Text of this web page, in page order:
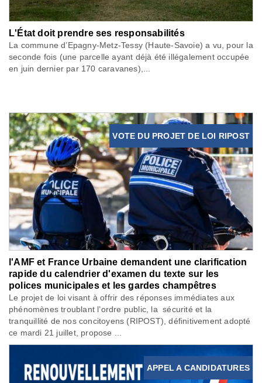
L'État doit prendre ses responsabilités
La commune d’Epagny-Metz-Tessy (Haute-Savoie) a vu, pour la
seconde fois (une parcelle ayant déjà été illégalement occupée
en juin dernier par 170 caravanes),...
VOTE DU PROJET DE LOI RIPOST
l'AMF et France Urbaine demandent une clarification
rapide du calendrier d'examen du texte sur les
polices municipales et les gardes champêtres
Le projet de loi visant à offrir des réponses immédiates aux
phénomènes troublant l’ordre public, la sécurité et la
tranquillité de nos concitoyens (RIPOST), définitivement adopté
ce mardi 21 juillet, propose ...
APPEL A CANDIDATURES